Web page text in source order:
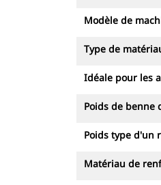
Modèle de
Type de
Idéale pour les
Poids de benne
Poids type d'un
Matériau de